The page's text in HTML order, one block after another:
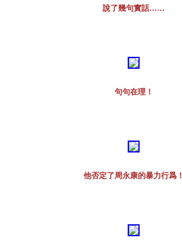
說了幾句實話……
句句在理！
他否定了周永康的暴力行爲！